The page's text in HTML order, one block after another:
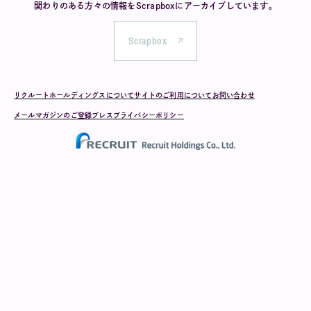
関わりのある方々の情報をScrapboxにアーカイブしています。
Scrapbox
リクルートホールディングスについてサイトのご利用について お問い合わせ
メールマガジンのご登録プレス プライバシーポリシー